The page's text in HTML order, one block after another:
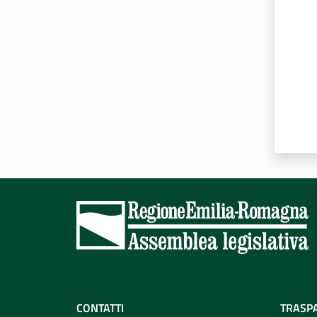
CONTATTI